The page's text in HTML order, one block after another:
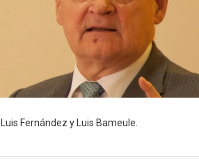
Fernández y Luis Bameule.